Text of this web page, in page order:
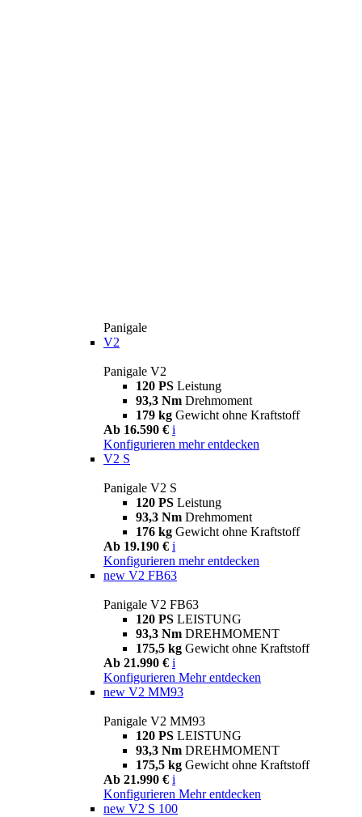
Panigale
V2
Panigale V2
120 PS Leistung
93,3 Nm Drehmoment
179 kg Gewicht ohne Kraftstoff
Ab 16.590 € i
Konfigurieren mehr entdecken
V2 S
Panigale V2 S
120 PS Leistung
93,3 Nm Drehmoment
176 kg Gewicht ohne Kraftstoff
Ab 19.190 € i
Konfigurieren mehr entdecken
new V2 FB63
Panigale V2 FB63
120 PS LEISTUNG
93,3 Nm DREHMOMENT
175,5 kg Gewicht ohne Kraftstoff
Ab 21.990 € i
Konfigurieren Mehr entdecken
new V2 MM93
Panigale V2 MM93
120 PS LEISTUNG
93,3 Nm DREHMOMENT
175,5 kg Gewicht ohne Kraftstoff
Ab 21.990 € i
Konfigurieren Mehr entdecken
new V2 S 100